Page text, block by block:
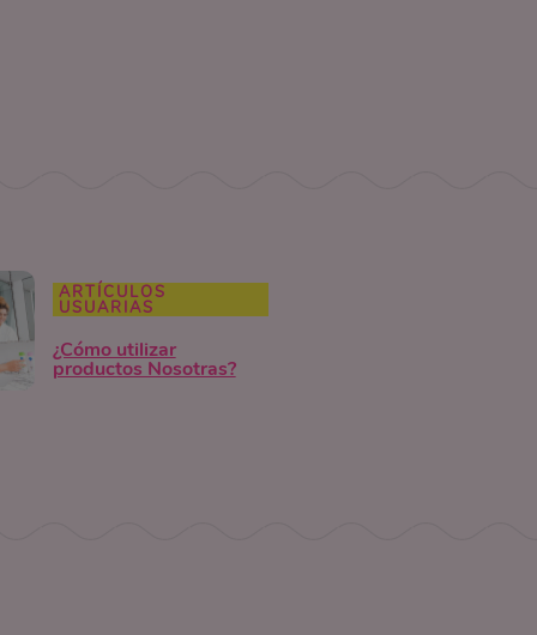
ARTÍCULOS
USUARIAS
¿Cómo utilizar
productos Nosotras?